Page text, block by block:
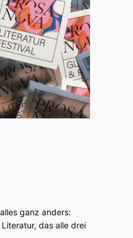
ganz anders:
das alle drei